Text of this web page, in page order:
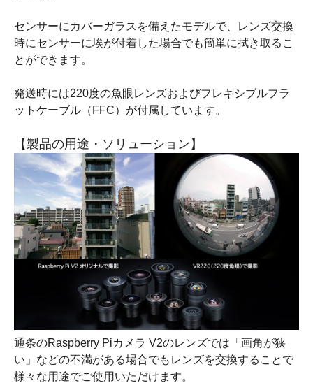
センサーにカバーガラスを備えたモデルで、レンズ交換
時にセンサーに埃が付着した場合でも簡単に拭き取るこ
とができます。
発送時には220度の魚眼レンズおよびフレキシブルフラ
ットケーブル（FFC）が付属しています。
【製品の用途・ソリューション】
通条のRaspberry Piカメラ V2のレンズでは「画角が狭
い」などの不満がある場合でもレンズを交換することで
様々な用途でご使用いただけます。